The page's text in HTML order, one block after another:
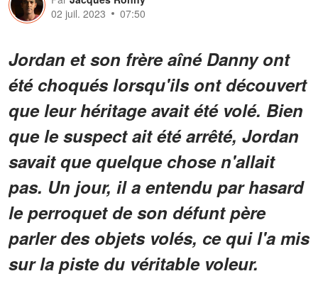
02 juil. 2023
07:50
Jordan et son frère aîné Danny ont
été choqués lorsqu'ils ont découvert
que leur héritage avait été volé. Bien
que le suspect ait été arrêté, Jordan
savait que quelque chose n'allait
pas. Un jour, il a entendu par hasard
le perroquet de son défunt père
parler des objets volés, ce qui l'a mis
sur la piste du véritable voleur.